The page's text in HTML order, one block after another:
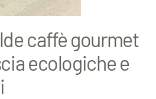
caffè gourmet
ecologiche e